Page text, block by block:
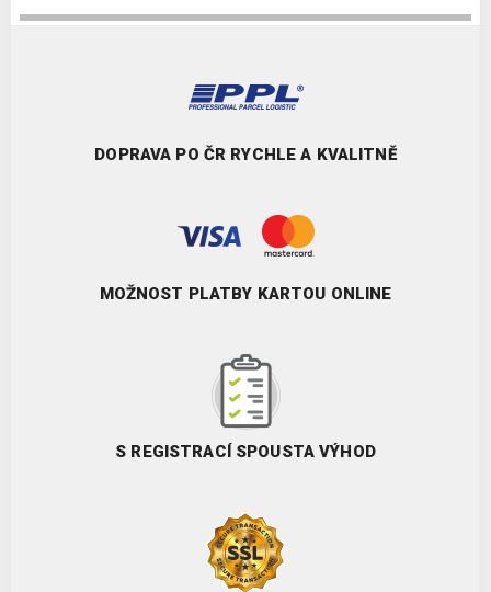
DOPRAVA PO ČR RYCHLE A KVALITNĚ
MOŽNOST PLATBY KARTOU ONLINE
S REGISTRACÍ SPOUSTA VÝHOD